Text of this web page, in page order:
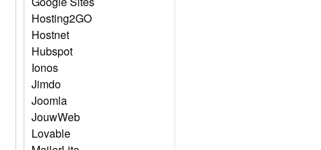
Hosting2GO
Hostnet
Hubspot
Ionos
Jimdo
Joomla
JouwWeb
Lovable